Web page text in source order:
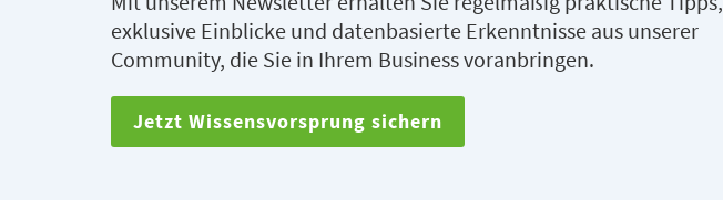
exklusive Einblicke und datenbasierte Erkenntnisse aus unserer
Community, die Sie in Ihrem Business voranbringen.
Jetzt Wissensvorsprung sichern